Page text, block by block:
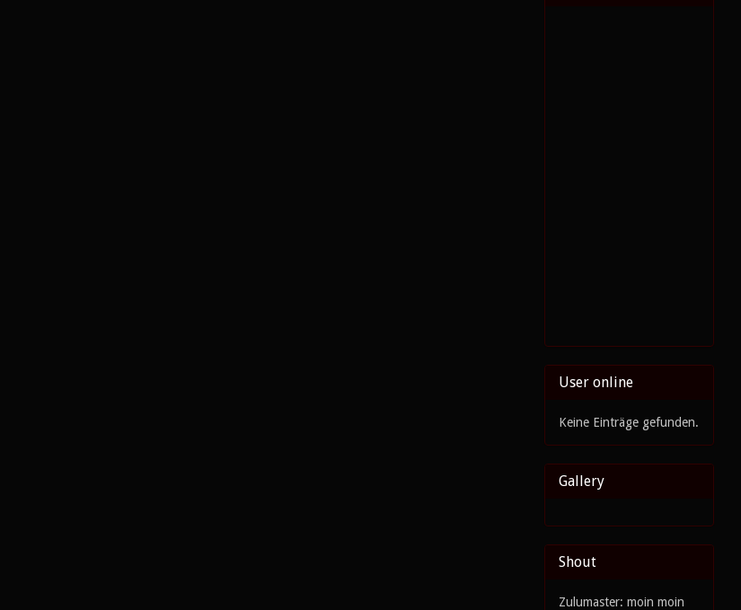
User online
Keine Einträge gefunden.
Gallery
Shout
Zulumaster: moin moin